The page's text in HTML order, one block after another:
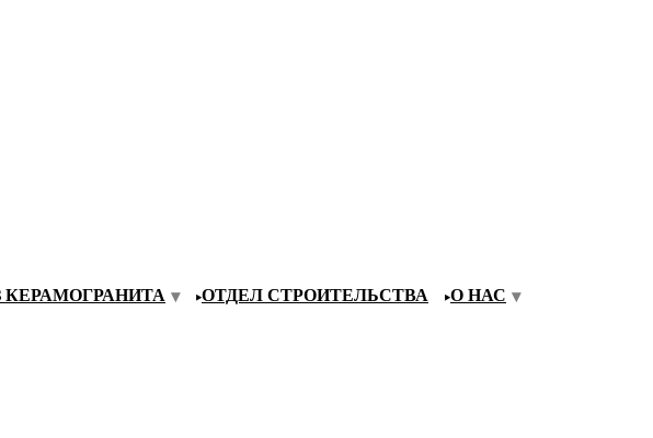
КЕРАМОГРАНИТА ОТДЕЛ СТРОИТЕЛЬСТВА
О НАС